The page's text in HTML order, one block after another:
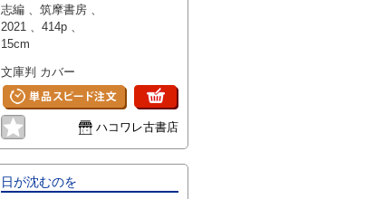
志編 、筑摩書房 、
2021 、414p 、
15cm
文庫判 カバー
ハコワレ古書店
日が沈むのを